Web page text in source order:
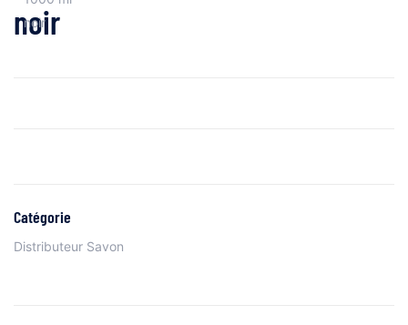
noir
Catégorie
Distributeur Savon